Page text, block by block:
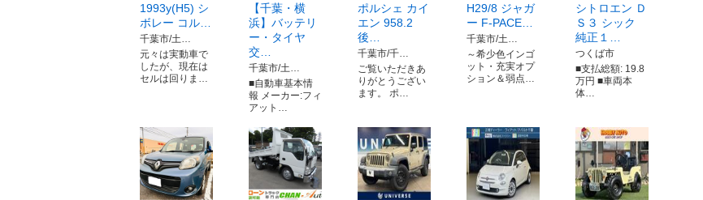
1993y(H5) シ
ボレー コル…
千葉市/土…
元々は実動車で
したが、現在は
セルは回りま…
【千葉・横
浜】バッテリ
ー・タイヤ
交…
千葉市/土…
■自動車基本情
報 メーカー:フィ
アット…
ポルシェ カイ
エン 958.2
後…
千葉市/千…
ご覧いただきあ
りがとうござい
ます。 ポ…
H29/8 ジャガ
ー F-PACE…
千葉市/土…
～希少色インゴ
ット・充実オプ
ション＆弱点…
シトロエン Ｄ
Ｓ３ シック
純正１…
つくば市
■支払総額: 19.8
万円 ■車両本
体…